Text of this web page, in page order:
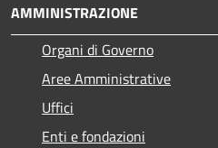
AMMINISTRAZIONE
Organi di Governo
Aree Amministrative
Uffici
Enti e fondazioni